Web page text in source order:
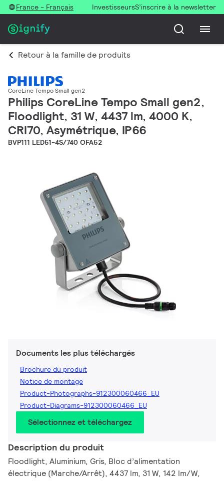
France - Français InvestisseursS’inscrire à la newsletter
Retour à la famille de produits
CoreLine Tempo Small gen2
Philips CoreLine Tempo Small gen2,
Floodlight, 31 W, 4437 lm, 4000 K,
CRI70, Asymétrique, IP66
BVP111 LED51-4S/740 OFA52
Documents les plus téléchargés
Brochure du produit
Notice de montage
Product-Photographs-912300060466_EU
Product-Diagrams-912300060466_EU
Sélectionnez et téléchargez
Description du produit
Floodlight, Aluminium, Gris, Bloc d’alimentation
électrique (Marche/Arrêt), 4437 lm, 31 W, 142 lm/W,